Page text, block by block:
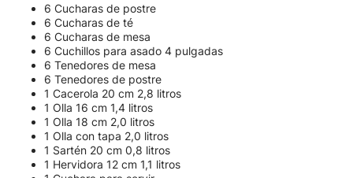
6 Cucharas de postre
6 Cucharas de té
6 Cucharas de mesa
6 Cuchillos para asado 4 pulgadas
6 Tenedores de mesa
6 Tenedores de postre
1 Cacerola 20 cm 2,8 litros
1 Olla 16 cm 1,4 litros
1 Olla 18 cm 2,0 litros
1 Olla con tapa 2,0 litros
1 Sartén 20 cm 0,8 litros
1 Hervidora 12 cm 1,1 litros